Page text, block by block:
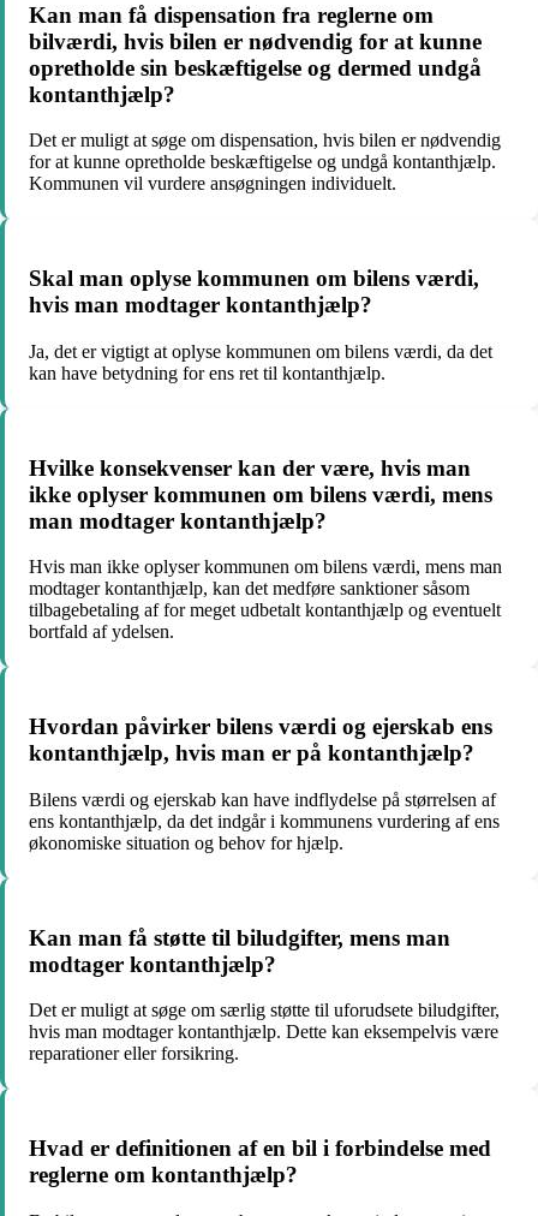
Kan man få dispensation fra reglerne om
bilværdi, hvis bilen er nødvendig for at kunne
opretholde sin beskæftigelse og dermed undgå
kontanthjælp?
Det er muligt at søge om dispensation, hvis bilen er nødvendig
for at kunne opretholde beskæftigelse og undgå kontanthjælp.
Kommunen vil vurdere ansøgningen individuelt.
Skal man oplyse kommunen om bilens værdi,
hvis man modtager kontanthjælp?
Ja, det er vigtigt at oplyse kommunen om bilens værdi, da det
kan have betydning for ens ret til kontanthjælp.
Hvilke konsekvenser kan der være, hvis man
ikke oplyser kommunen om bilens værdi, mens
man modtager kontanthjælp?
Hvis man ikke oplyser kommunen om bilens værdi, mens man
modtager kontanthjælp, kan det medføre sanktioner såsom
tilbagebetaling af for meget udbetalt kontanthjælp og eventuelt
bortfald af ydelsen.
Hvordan påvirker bilens værdi og ejerskab ens
kontanthjælp, hvis man er på kontanthjælp?
Bilens værdi og ejerskab kan have indflydelse på størrelsen af
ens kontanthjælp, da det indgår i kommunens vurdering af ens
økonomiske situation og behov for hjælp.
Kan man få støtte til biludgifter, mens man
modtager kontanthjælp?
Det er muligt at søge om særlig støtte til uforudsete biludgifter,
hvis man modtager kontanthjælp. Dette kan eksempelvis være
reparationer eller forsikring.
Hvad er definitionen af en bil i forbindelse med
reglerne om kontanthjælp?